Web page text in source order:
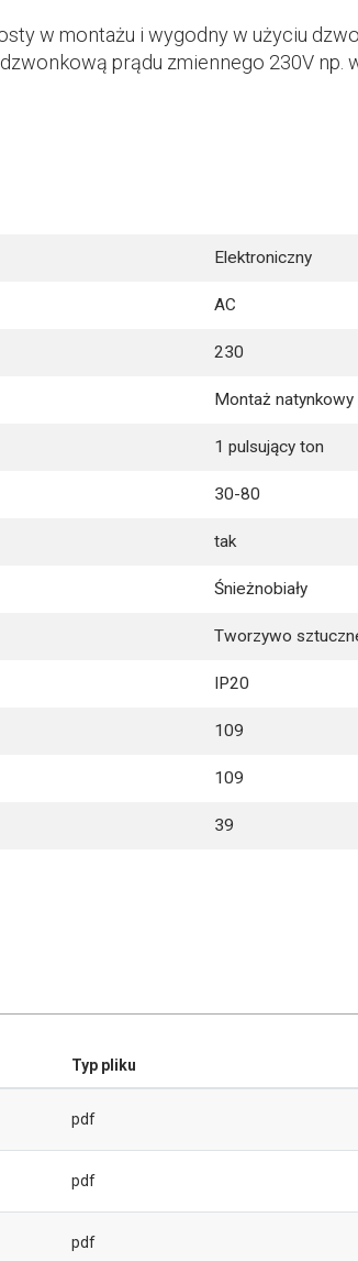
w montażu i wygodny w użyciu
prądu zmiennego 230V np.
Elektroniczny
AC
230
Montaż natynkowy
1 pulsujący ton
30-80
tak
Śnieżnobiały
Tworzywo
IP20
109
109
39
Typ pliku
pdf
pdf
pdf